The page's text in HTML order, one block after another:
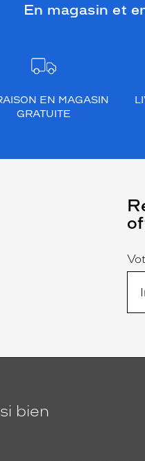
En magasin et
EN MAGASIN
GRATUITE
(Ce
est
bien